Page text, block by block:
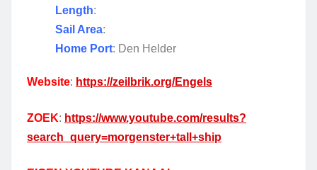
Length:
Sail Area:
Home Port: Den Helder
Website: https://zeilbrik.org/Engels
ZOEK: https://www.youtube.com/results?
search_query=morgenster+tall+ship